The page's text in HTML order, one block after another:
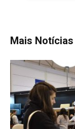
Mais Notícias